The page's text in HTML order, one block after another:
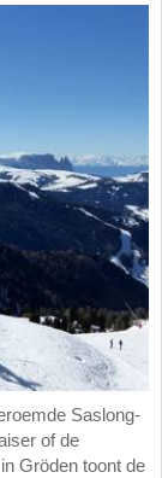
Saslong-
of de
Gröden toont de